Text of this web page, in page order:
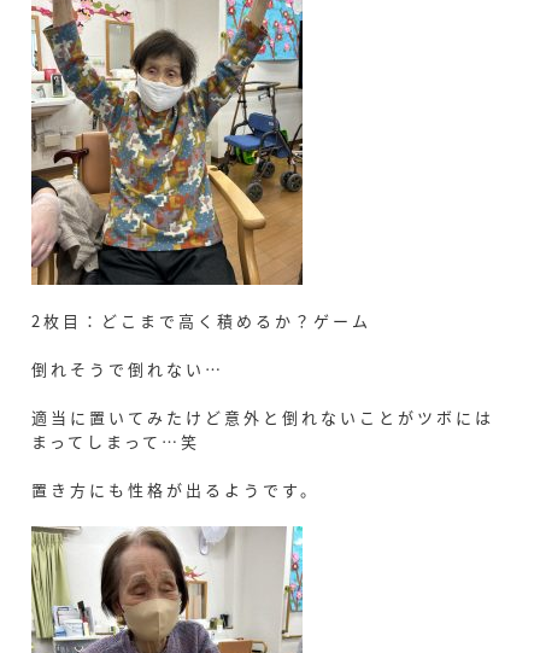
2枚目：どこまで高く積めるか？ゲーム
倒れそうで倒れない…
適当に置いてみたけど意外と倒れないことがツボには
まってしまって…笑
置き方にも性格が出るようです。